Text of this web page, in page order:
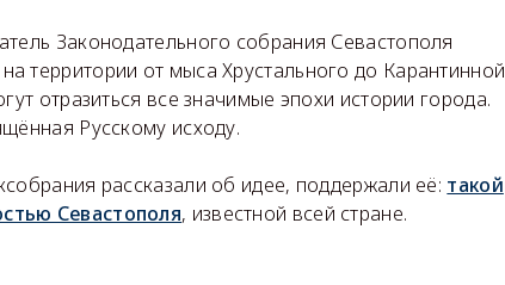
Законодательного собрания Севастополя
на территории от мыса Хрустального до Карантинной
отразиться все значимые эпохи истории города.
Русскому исходу.
рассказали об идее, поддержали её: такой
Севастополя, известной всей стране.